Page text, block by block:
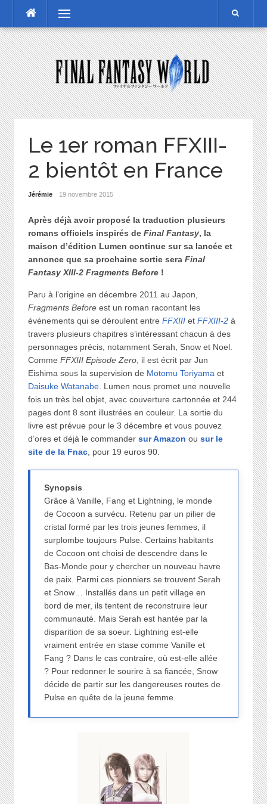
content
Menu
Le 1er roman FFXIII-
2 bientôt en France
Jérémie 19 novembre 2015
Après déjà avoir proposé la traduction plusieurs
romans officiels inspirés de Final Fantasy, la
maison d’édition Lumen continue sur sa lancée et
annonce que sa prochaine sortie sera Final
Fantasy XIII-2 Fragments Before!
Paru à l’origine en décembre 2011 au Japon,
Fragments Beforeest un roman racontant les
événements qui se déroulent entre FFXIIIet FFXIII-2à
travers plusieurs chapitres s’intéressant chacun à des
personnages précis, notamment Serah, Snow et Noel.
Comme FFXIII Episode Zero, il est écrit par Jun
Eishima sous la supervision de Motomu Toriyama et
Daisuke Watanabe. Lumen nous promet une nouvelle
fois un très bel objet, avec couverture cartonnée et 244
pages dont 8 sont illustrées en couleur. La sortie du
livre est prévue pour le 3 décembre et vous pouvez
d’ores et déjà le commander sur Amazon ou sur le
site de la Fnac, pour 19 euros 90.
Synopsis
Grâce à Vanille, Fang et Lightning, le monde
de Cocoon a survécu. Retenu par un pilier de
cristal formé par les trois jeunes femmes, il
surplombe toujours Pulse. Certains habitants
de Cocoon ont choisi de descendre dans le
Bas-Monde pour y chercher un nouveau havre
de paix. Parmi ces pionniers se trouvent Serah
et Snow… Installés dans un petit village en
bord de mer, ils tentent de reconstruire leur
communauté. Mais Serah est hantée par la
disparition de sa soeur. Lightning est-elle
vraiment entrée en stase comme Vanille et
Fang ? Dans le cas contraire, où est-elle allée
? Pour redonner le sourire à sa fiancée, Snow
décide de partir sur les dangereuses routes de
Pulse en quête de la jeune femme.